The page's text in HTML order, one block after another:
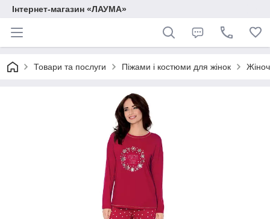
Інтернет-магазин «ЛАУМА»
Товари та послуги Піжами і костюми для жінок